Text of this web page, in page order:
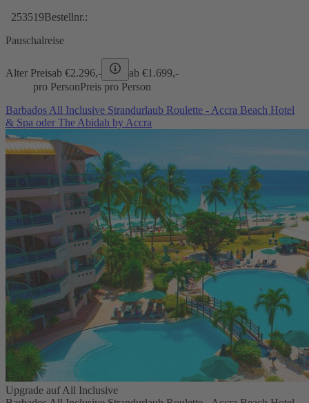
253519Bestellnr.:
Pauschalreise
Alter Preisab €2.296,- ab €1.699,-
pro PersonPreis pro Person
Barbados All Inclusive Strandurlaub Roulette - Accra Beach Hotel
& Spa oder The Abidah by Accra
Upgrade auf All Inclusive